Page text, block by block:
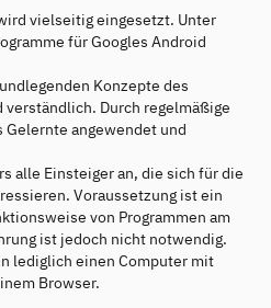
vielseitig eingesetzt. Unter
für Googles Android
Konzepte des
verständlich. Durch regelmäßige
Gelernte angewendet und
alle Einsteiger an, die sich für die
Voraussetzung ist ein
von Programmen am
ist jedoch nicht notwendig.
lediglich einen Computer mit
Browser.